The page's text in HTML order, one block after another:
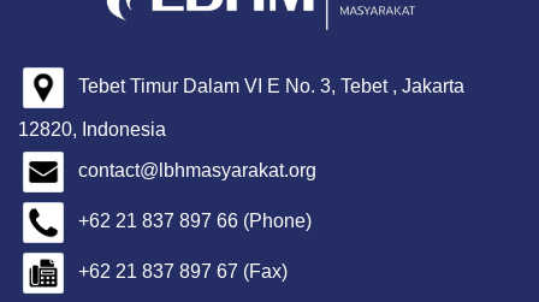
Tebet Timur Dalam VI E No. 3, Tebet , Jakarta
12820, Indonesia
contact@lbhmasyarakat.org
+62 21 837 897 66 (Phone)
+62 21 837 897 67 (Fax)